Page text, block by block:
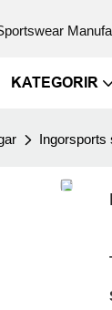
KATEGORIR
Ingorsports